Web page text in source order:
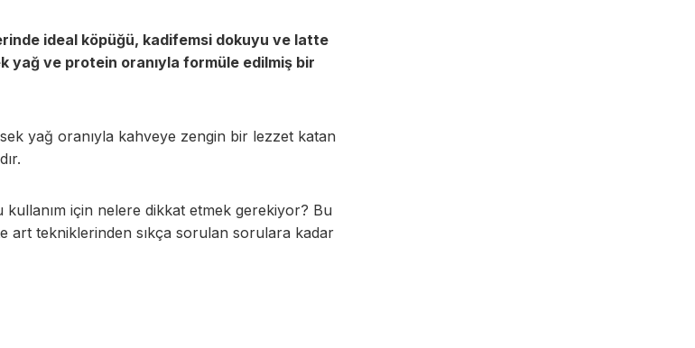
ideal köpüğü, kadifemsi dokuyu ve latte
yağ ve protein oranıyla formüle edilmiş bir
yağ oranıyla kahveye zengin bir lezzet katan
için nelere dikkat etmek gerekiyor? Bu
art tekniklerinden sıkça sorulan sorulara kadar